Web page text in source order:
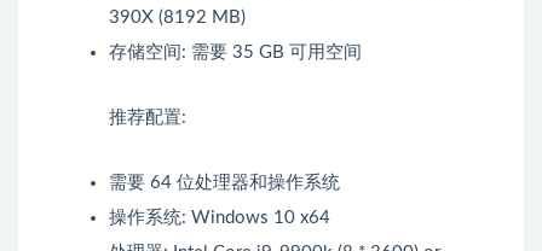
390X (8192 MB)
存储空间: 需要 35 GB 可用空间
推荐配置:
需要 64 位处理器和操作系统
操作系统: Windows 10 x64